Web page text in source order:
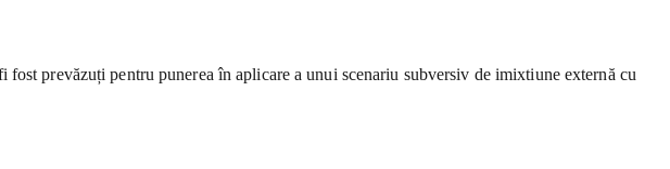
prevăzuți pentru punerea în aplicare a unui scenariu subversiv de imixtiune externă cu